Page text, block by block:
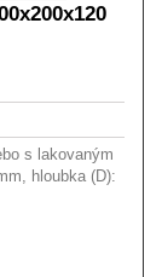
s lakovaným
hloubka (D):